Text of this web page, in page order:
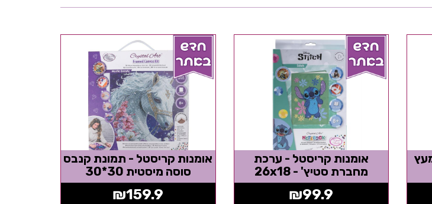
אומנות קריסטל - ערכת
מחברת סטיץ' - 26x18
₪99.9
אומנות קריסטל - תמונת קנבס
סוסה מיסטית 30*30
₪159.9